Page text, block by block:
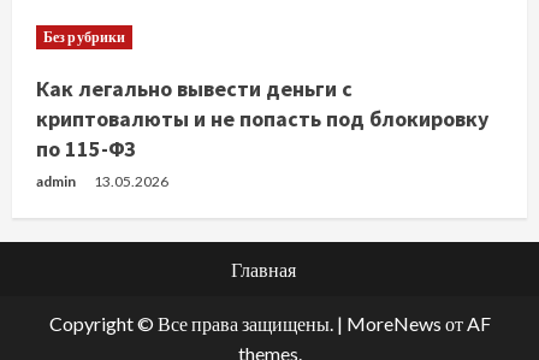
Без рубрики
Как легально вывести деньги с
криптовалюты и не попасть под блокировку
по 115-ФЗ
admin 13.05.2026
Главная
Copyright © Все права защищены. | MoreNews от AF
themes.